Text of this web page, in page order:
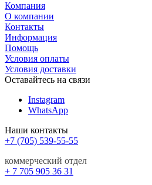
Компания
О компании
Контакты
Информация
Помощь
Условия оплаты
Условия доставки
Оставайтесь на связи
Instagram
WhatsApp
Наши контакты
+7 (705) 539-55-55
коммерческий отдел
+ 7 705 905 36 31